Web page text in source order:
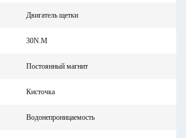
Двигатель щетки
30N.M
Постоянный магнит
Кисточка
Водонепроницаемость